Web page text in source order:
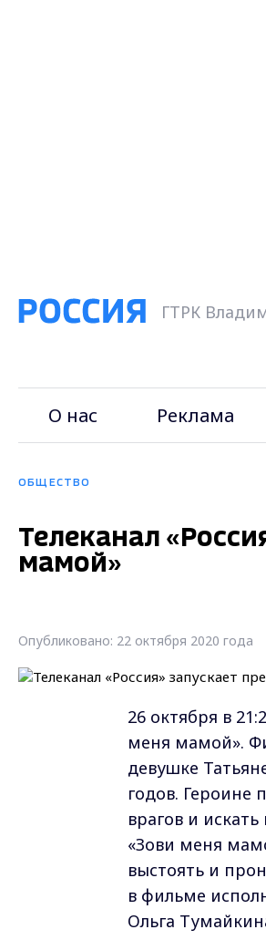
ГТРК
О нас Реклама
ОБЩЕСТВО
Телеканал
мамой»
Опубликовано: 22 октября 2020 года
26 октября в
меня мамой».
девушке
годов. Героине
врагов и
«Зови меня
выстоять и
в фильме
Ольга